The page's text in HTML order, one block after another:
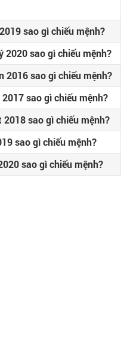
sao gì chiếu mệnh?
2020 sao gì chiếu mệnh?
2016 sao gì chiếu mệnh?
sao gì chiếu mệnh?
sao gì chiếu mệnh?
sao gì chiếu mệnh?
sao gì chiếu mệnh?